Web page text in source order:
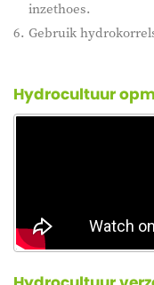
inzethoes.
Gebruik
Hydrocultuur